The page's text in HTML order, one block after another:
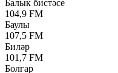
Балык бистәсе
104,9 FM
Баулы
107,5 FM
Биләр
101,7 FM
Болгар